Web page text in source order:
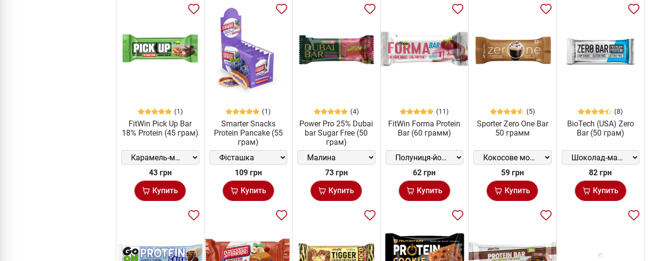
(1)
FitWin Pick Up Bar
18% Protein (45 грам)
43 грн
Купить
(1)
Smarter Snacks
Protein Pancake (55
грам)
109 грн
Купить
(4)
Power Pro 25% Dubai
bar Sugar Free (50
грам)
73 грн
Купить
(11)
FitWin Forma Protein
Bar (60 грамм)
62 грн
Купить
(5)
Sporter Zero One Bar
50 грамм
59 грн
Купить
(8)
BioTech (USA) Zero
Bar (50 грам)
82 грн
Купить